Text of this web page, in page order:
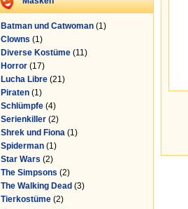
Batman und Catwoman (1)
Clowns (1)
Diverse Kostüme (11)
Horror (17)
Lucha Libre (21)
Piraten (1)
Schlümpfe (4)
Serienkiller (2)
Shrek und Fiona (1)
Spiderman (1)
Star Wars (2)
The Simpsons (2)
The Walking Dead (3)
Tierkostüme (2)